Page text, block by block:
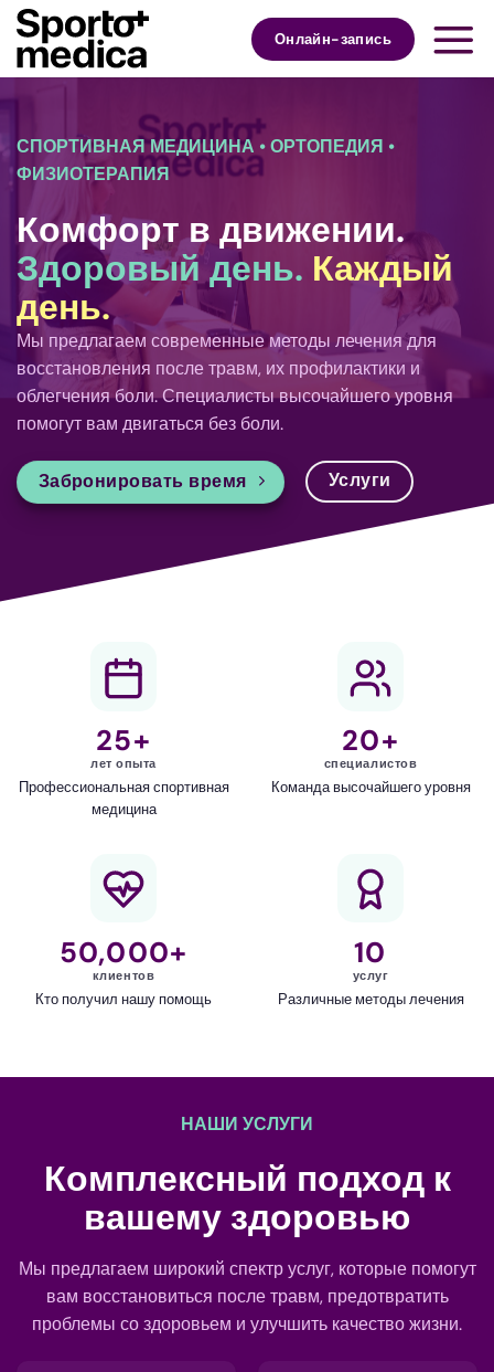
Skip
content
Онлайн-запись
СПОРТИВНАЯ МЕДИЦИНА • ОРТОПЕДИЯ •
ФИЗИОТЕРАПИЯ
Комфорт в движении.
Здоровый день. Каждый
день.
Мы предлагаем современные методы лечения для
восстановления после травм, их профилактики и
облегчения боли. Специалисты высочайшего уровня
помогут вам двигаться без боли.
Забронировать время Услуги
25+
лет опыта
Профессиональная спортивная
медицина
20+
специалистов
Команда высочайшего уровня
50,000+
клиентов
Кто получил нашу помощь
10
услуг
Различные методы лечения
НАШИ УСЛУГИ
Комплексный подход к
вашему здоровью
Мы предлагаем широкий спектр услуг, которые помогут
вам восстановиться после травм, предотвратить
проблемы со здоровьем и улучшить качество жизни.